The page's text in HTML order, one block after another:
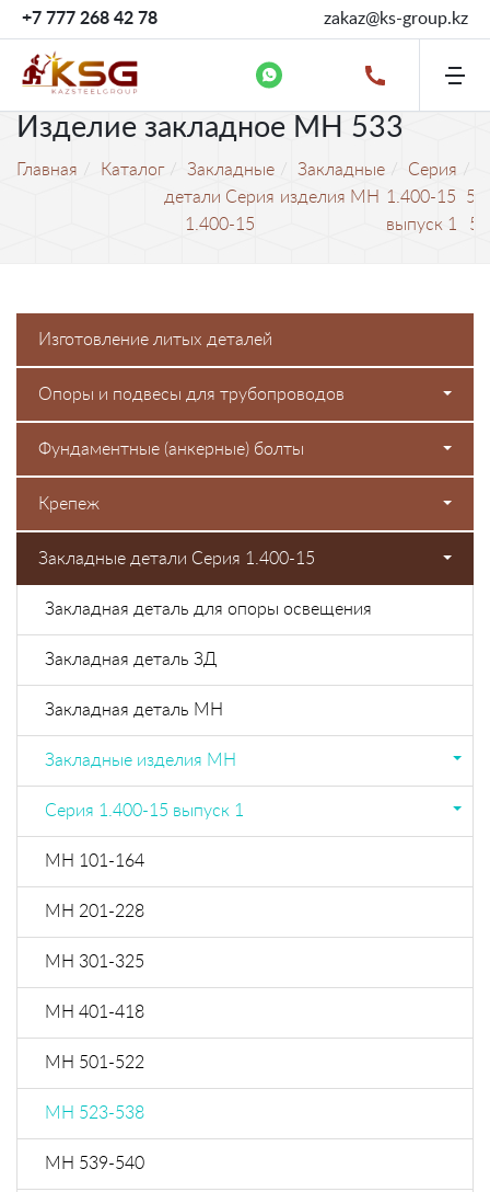
+7 777 268 42 78 zakaz@ks-group.kz
Изделие закладное МН 533
Главная Каталог
Закладные
детали Серия
1.400-15
Закладные
изделия МН
Cерия
1.400-15
выпуск 1
Изготовление литых деталей
Опоры и подвесы для трубопроводов
Фундаментные (анкерные) болты
Крепеж
Закладные детали Серия 1.400-15
Закладная деталь для опоры освещения
Закладная деталь ЗД
Закладная деталь МН
Закладные изделия МН
Cерия 1.400-15 выпуск 1
МН 101-164
МН 201-228
МН 301-325
МН 401-418
МН 501-522
МН 523-538
МН 539-540